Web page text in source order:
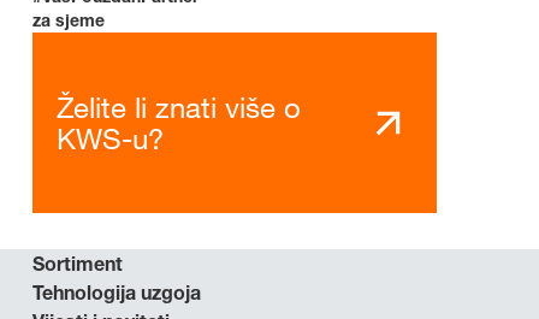
za sjeme
Želite li znati više o
KWS-u?
Sortiment
Tehnologija uzgoja